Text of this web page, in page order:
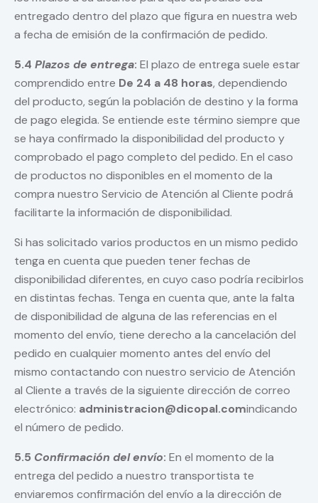
entregado dentro del plazo que figura en nuestra web
a fecha de emisión de la confirmación de pedido.
5.4 Plazos de entrega: El plazo de entrega suele estar
comprendido entre De 24 a 48 horas, dependiendo
del producto, según la población de destino y la forma
de pago elegida. Se entiende este término siempre que
se haya confirmado la disponibilidad del producto y
comprobado el pago completo del pedido. En el caso
de productos no disponibles en el momento de la
compra nuestro Servicio de Atención al Cliente podrá
facilitarte la información de disponibilidad.
Si has solicitado varios productos en un mismo pedido
tenga en cuenta que pueden tener fechas de
disponibilidad diferentes, en cuyo caso podría recibirlos
en distintas fechas. Tenga en cuenta que, ante la falta
de disponibilidad de alguna de las referencias en el
momento del envío, tiene derecho a la cancelación del
pedido en cualquier momento antes del envío del
mismo contactando con nuestro servicio de Atención
al Cliente a través de la siguiente dirección de correo
electrónico: administracion@dicopal.comindicando
el número de pedido.
5.5 Confirmación del envío: En el momento de la
entrega del pedido a nuestro transportista te
enviaremos confirmación del envío a la dirección de